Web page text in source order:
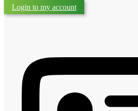
Login to my account